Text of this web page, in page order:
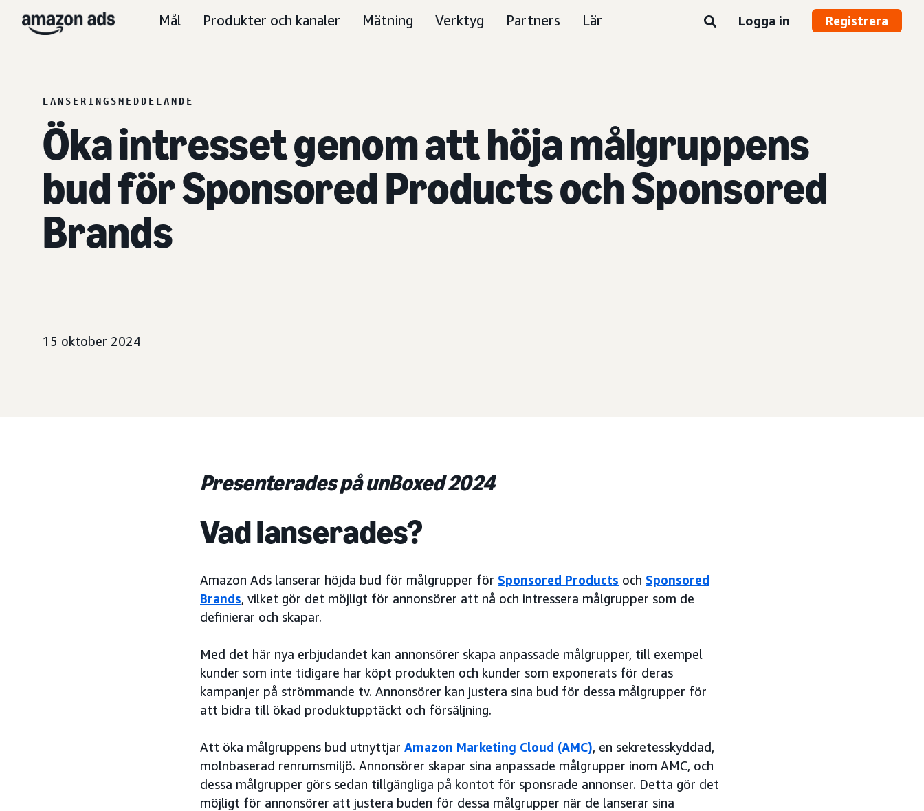
Mål Produkter och kanaler Mätning Verktyg Partners Lär Logga in Registrera
LANSERINGSMEDDELANDE
Öka intresset genom att höja målgruppens
budför Sponsored Products och Sponsored
Brands
15 oktober 2024
Presenterades på unBoxed 2024
Vad lanserades?
Amazon Ads lanserar höjda bud för målgrupper för Sponsored Products och Sponsored
Brands, vilket gör det möjligt för annonsörer att nå och intressera målgrupper som de
definierar och skapar.
Med det här nya erbjudandet kan annonsörer skapa anpassade målgrupper, till exempel
kunder som inte tidigare har köpt produkten och kunder som exponerats för deras
kampanjer på strömmande tv. Annonsörer kan justera sina bud för dessa målgrupper för
att bidra till ökad produktupptäckt och försäljning.
Att öka målgruppens bud utnyttjar Amazon Marketing Cloud (AMC), en sekretesskyddad,
molnbaserad renrumsmiljö. Annonsörer skapar sina anpassade målgrupper inom AMC, och
dessa målgrupper görs sedan tillgängliga på kontot för sponsrade annonser. Detta gör det
möjligt för annonsörer att justera buden för dessa målgrupper när de lanserar sina